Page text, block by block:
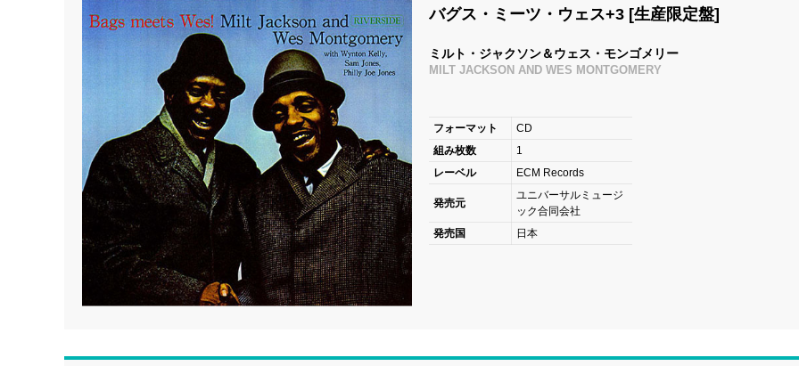
バグス・ミーツ・ウェス+3 [生産限定盤]
ミルト・ジャクソン＆ウェス・モンゴメリー
MILT JACKSON AND WES MONTGOMERY
フォーマット
CD
組み枚数
1
レーベル
ECM Records
発売元
ユニバーサルミュージ
ック合同会社
発売国
日本